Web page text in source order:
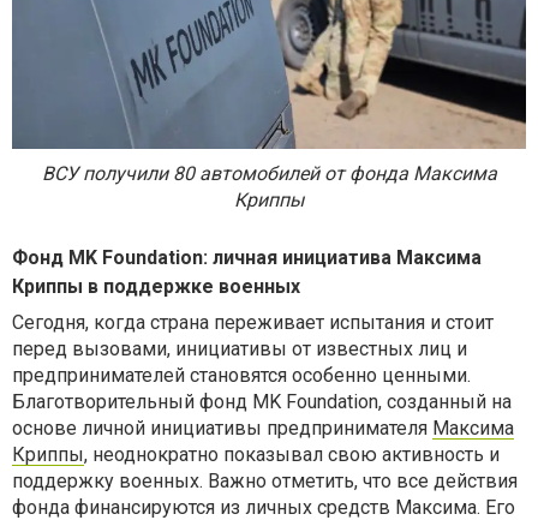
ВСУ получили 80 автомобилей от фонда Максима
Криппы
Фонд MK Foundation: личная инициатива Максима
Криппы в поддержке военных
Сегодня, когда страна переживает испытания и стоит
перед вызовами, инициативы от известных лиц и
предпринимателей становятся особенно ценными.
Благотворительный фонд MK Foundation, созданный на
основе личной инициативы предпринимателя Максима
Криппы, неоднократно показывал свою активность и
поддержку военных. Важно отметить, что все действия
фонда финансируются из личных средств Максима. Его